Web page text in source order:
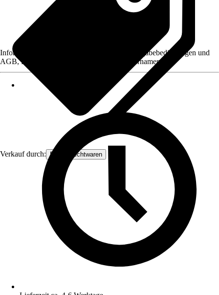
Verkauf durch: Frank Flechtwaren
Informationen des Verkäufers, wie z. B. Rückgabebedingungen und
AGB, finden Sie bei Klick auf den Verkäufernamen.